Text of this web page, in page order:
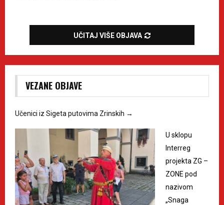
UČITAJ VIŠE OBJAVA
VEZANE OBJAVE
Učenici iz Sigeta putovima Zrinskih →
U sklopu
Interreg
projekta ZG –
ZONE pod
nazivom
„Snaga